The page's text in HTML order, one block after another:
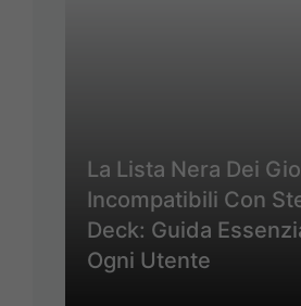
La Lista Nera Dei
Incompatibili Con
Deck: Guida
Ogni Utente